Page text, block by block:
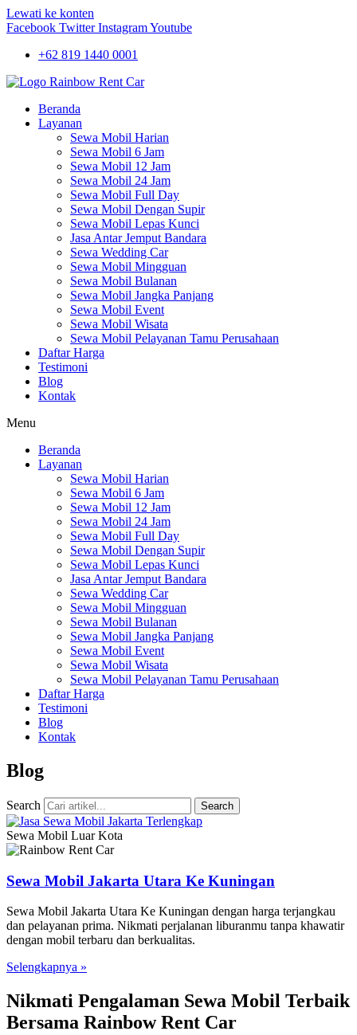
Lewati ke konten
Facebook Twitter InstagramYoutube
+62 819 1440 0001
Beranda
Layanan
Sewa Mobil Harian
Sewa Mobil 6 Jam
Sewa Mobil 12 Jam
Sewa Mobil 24 Jam
Sewa Mobil Full Day
Sewa Mobil Dengan Supir
Sewa Mobil Lepas Kunci
Jasa Antar Jemput Bandara
Sewa Wedding Car
Sewa Mobil Mingguan
Sewa Mobil Bulanan
Sewa Mobil Jangka Panjang
Sewa Mobil Event
Sewa Mobil Wisata
Sewa Mobil Pelayanan Tamu Perusahaan
Daftar Harga
Testimoni
Blog
Kontak
Menu
Beranda
Layanan
Sewa Mobil Harian
Sewa Mobil 6 Jam
Sewa Mobil 12 Jam
Sewa Mobil 24 Jam
Sewa Mobil Full Day
Sewa Mobil Dengan Supir
Sewa Mobil Lepas Kunci
Jasa Antar Jemput Bandara
Sewa Wedding Car
Sewa Mobil Mingguan
Sewa Mobil Bulanan
Sewa Mobil Jangka Panjang
Sewa Mobil Event
Sewa Mobil Wisata
Sewa Mobil Pelayanan Tamu Perusahaan
Daftar Harga
Testimoni
Blog
Kontak
Blog
Search Search
Sewa Mobil Luar Kota
Sewa Mobil Jakarta Utara Ke Kuningan
Sewa Mobil Jakarta Utara Ke Kuningan dengan harga terjangkau
dan pelayanan prima. Nikmati perjalanan liburanmu tanpa khawatir
dengan mobil terbaru dan berkualitas.
Selengkapnya »
Nikmati Pengalaman Sewa Mobil Terbaik
Bersama Rainbow Rent Car